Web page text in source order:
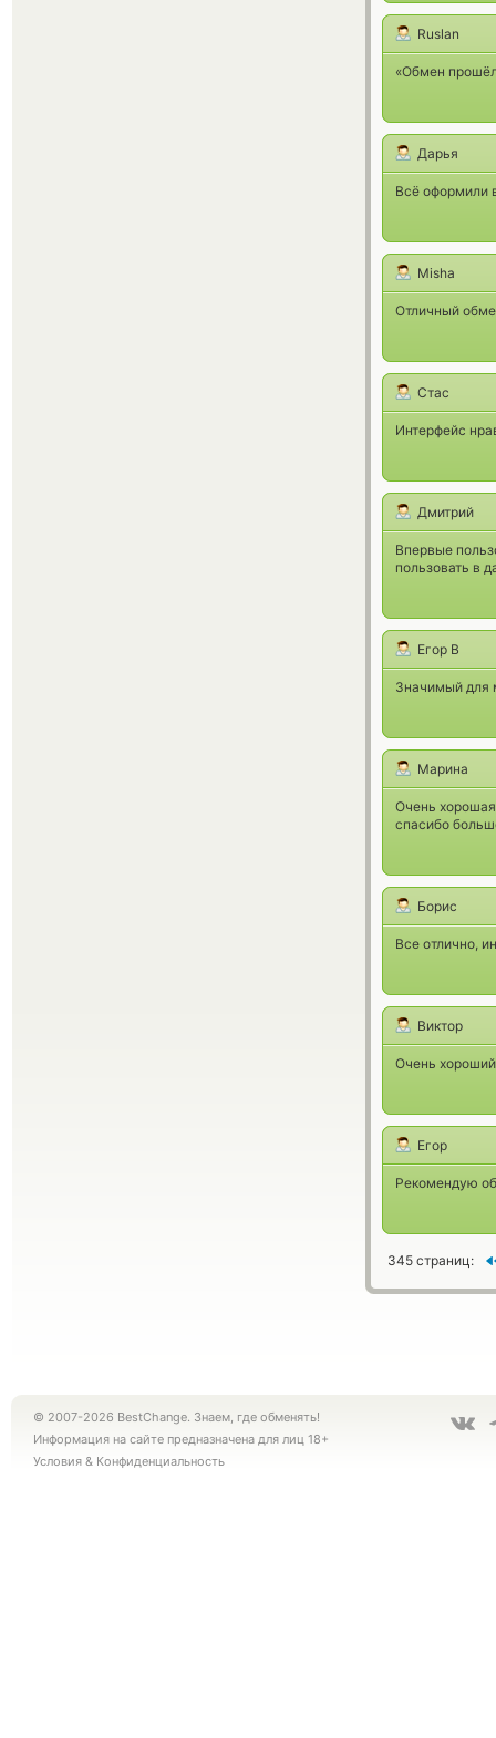
Ruslan
«Обмен
Дарья
Всё оформили
Misha
Отличный
Стас
Интерфейс
Дмитрий
Впервые
пользовать в
Егор В
Значимый для
Марина
Очень
спасибо
Борис
Все отлично,
Виктор
Очень
Егор
Рекомендую
345 страниц:
© 2007-2026 BestChange. Знаем, где обменять!
Информация на сайте предназначена для лиц 18+
Условия & Конфиденциальность